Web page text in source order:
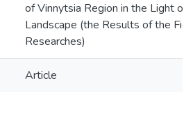
of Vinnytsia Region in the Light of
Landscape (the Results of the
Researches)
Article